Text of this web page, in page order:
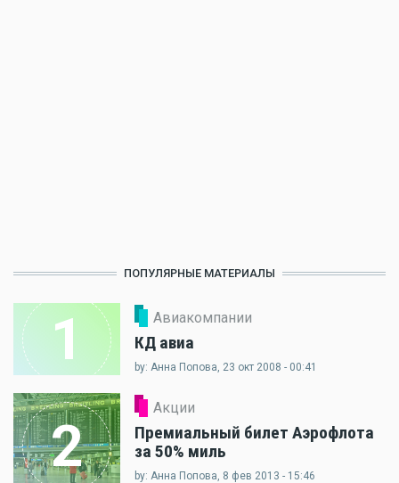
ПОПУЛЯРНЫЕ МАТЕРИАЛЫ
1 Авиакомпании
КД авиа
by: Анна Попова, 23 окт 2008 - 00:41
2
Акции
Премиальный билет Аэрофлота
за 50% миль
by: Анна Попова, 8 фев 2013 - 15:46